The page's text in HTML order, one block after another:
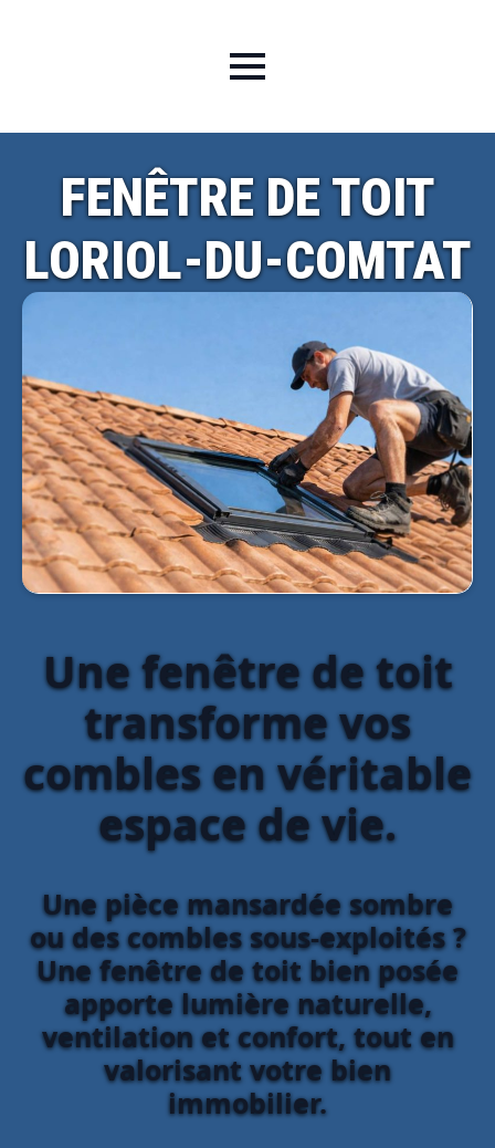
FENÊTRE DE TOIT
LORIOL-DU-COMTAT
Une fenêtre de toit
transforme vos
combles en véritable
espace de vie.
Une pièce mansardée sombre
ou des combles sous-exploités ?
Une fenêtre de toit bien posée
apporte lumière naturelle,
ventilation et confort, tout en
valorisant votre bien
immobilier.